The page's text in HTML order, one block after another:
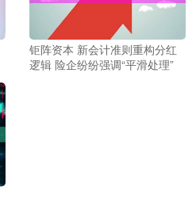
钜阵资本 新会计准则重构分红
逻辑 险企纷纷强调“平滑处理”